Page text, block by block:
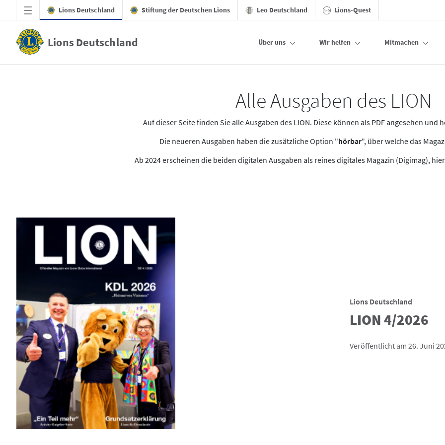
Zum Hauptinhalt springen
Lions Deutschland Stiftung der Deutschen Lions Leo Deutschland Lions-Quest
Lions Deutschland Über uns Wir helfen Mitmachen
Alle Ausgaben des LION
Auf dieser Seite finden Sie alle Ausgaben des LION. Diese können als PDF angesehen und
Die neueren Ausgaben haben die zusätzliche Option "hörbar", über welche das
Ab 2024 erscheinen die beiden digitalen Ausgaben als reines digitales Magazin (Digimag),
Lions Deutschland
LION 4/2026
Veröffentlicht am 26. Juni